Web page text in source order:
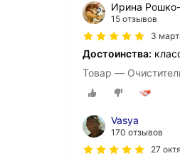
Ирина
15 отзывов
3
Достоинства:
Товар —
Vasya
170 отзывов
27